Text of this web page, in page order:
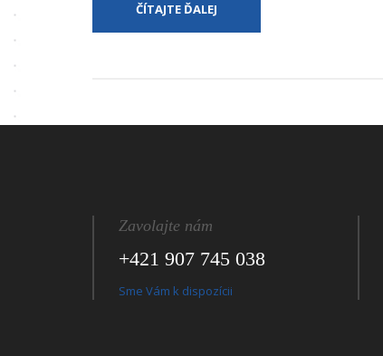
ČÍTAJTE ĎALEJ
Zavolajte nám
+421 907 745 038
Sme Vám k dispozícii